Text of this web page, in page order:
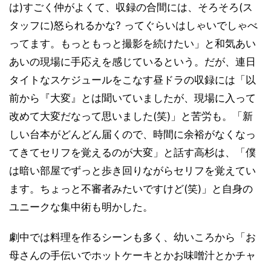
は)すごく仲がよくて、収録の合間には、そろそろ(ス
タッフに)怒られるかな? ってぐらいはしゃいでしゃべ
ってます。もっともっと撮影を続けたい」と和気あい
あいの現場に手応えを感じているという。だが、連日
タイトなスケジュールをこなす昼ドラの収録には「以
前から『大変』とは聞いていましたが、現場に入って
改めて大変だなって思いました(笑)」と苦労も。「新
しい台本がどんどん届くので、時間に余裕がなくなっ
てきてセリフを覚えるのが大変」と話す高杉は、「僕
は暗い部屋でずっと歩き回りながらセリフを覚えてい
ます。ちょっと不審者みたいですけど(笑)」と自身の
ユニークな集中術も明かした。
劇中では料理を作るシーンも多く、幼いころから「お
母さんの手伝いでホットケーキとかお味噌汁とかチャ